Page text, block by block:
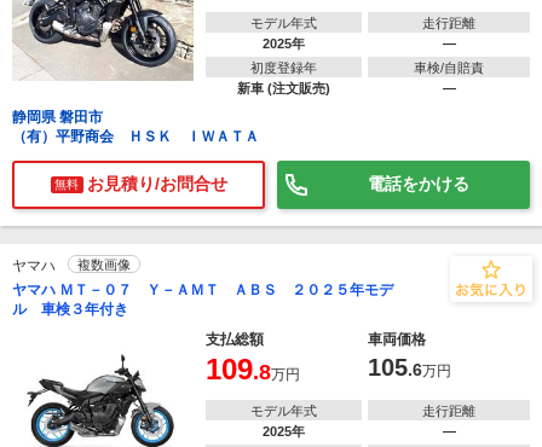
モデル年式
2025年
走行距離
―
初度登録年
新車 (注文販売)
車検/自賠責
―
静岡県 磐田市
（有）平野商会 ＨＳＫ ＩＷＡＴＡ
無料 お見積り/お問合せ 電話をかける
ヤマハ 複数画像
ヤマハ ＭＴ－０７ Ｙ－ＡＭＴ ＡＢＳ ２０２５年モデ
ル 車検３年付き
支払総額
車両価格
109.8万円 105.6万円
モデル年式
2025年
走行距離
―